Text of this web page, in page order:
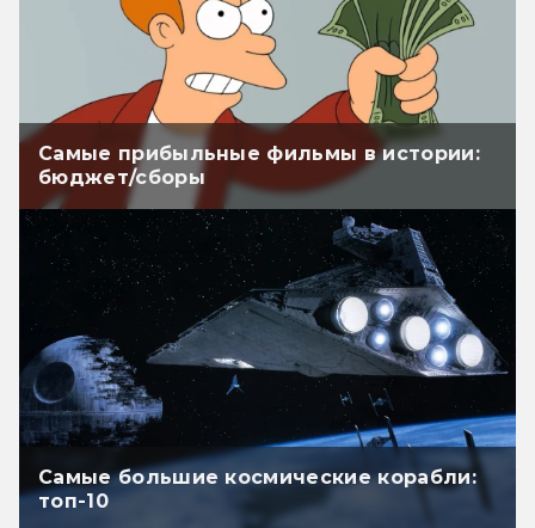
Самые прибыльные фильмы в истории:
бюджет/сборы
Самые большие космические корабли:
топ-10